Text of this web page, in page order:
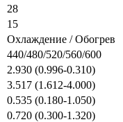
28
15
Охлаждение / Обогрев
440/480/520/560/600
2.930 (0.996-0.310)
3.517 (1.612-4.000)
0.535 (0.180-1.050)
0.720 (0.300-1.320)